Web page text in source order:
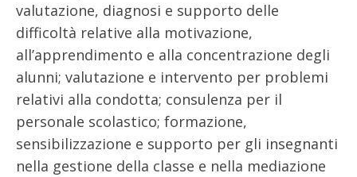
valutazione, diagnosi e supporto delle
difficoltà relative alla motivazione,
all’apprendimento e alla concentrazione degli
alunni; valutazione e intervento per problemi
relativi alla condotta; consulenza per il
personale scolastico; formazione,
sensibilizzazione e supporto per gli insegnanti
nella gestione della classe e nella mediazione